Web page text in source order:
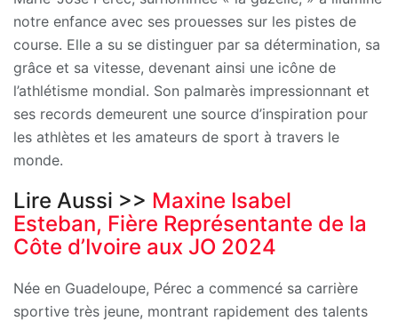
notre enfance avec ses prouesses sur les pistes de
course. Elle a su se distinguer par sa détermination, sa
grâce et sa vitesse, devenant ainsi une icône de
l’athlétisme mondial. Son palmarès impressionnant et
ses records demeurent une source d’inspiration pour
les athlètes et les amateurs de sport à travers le
monde.
Lire Aussi >> Maxine Isabel
Esteban, Fière Représentante de la
Côte d’Ivoire aux JO 2024
Née en Guadeloupe, Pérec a commencé sa carrière
sportive très jeune, montrant rapidement des talents